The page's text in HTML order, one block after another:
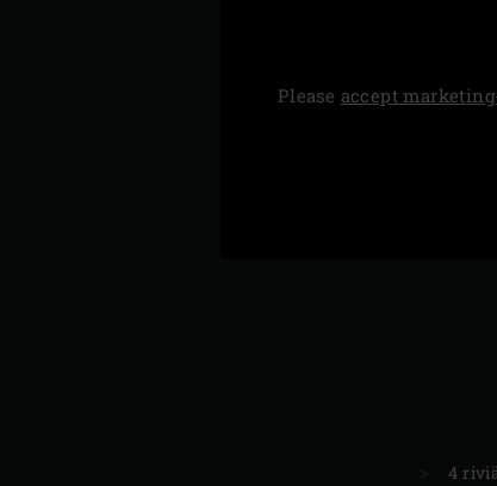
Please accept
4